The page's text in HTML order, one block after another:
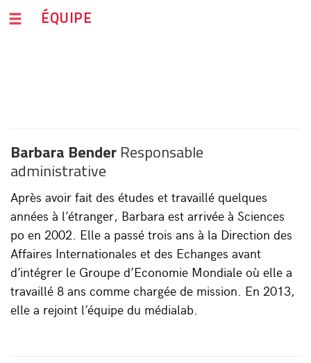
ÉQUIPE
Barbara Bender Responsable
administrative
Après avoir fait des études et travaillé quelques
années à l’étranger, Barbara est arrivée à Sciences
po en 2002. Elle a passé trois ans à la Direction des
Affaires Internationales et des Echanges avant
d’intégrer le Groupe d’Economie Mondiale où elle a
travaillé 8 ans comme chargée de mission. En 2013,
elle a rejoint l’équipe du médialab.